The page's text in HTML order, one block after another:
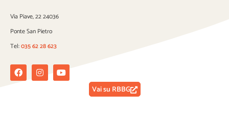
Via Piave, 22 24036
Ponte San Pietro
Tel:035 62 28 623
FacebookInstagramYoutube
Vai su RBBG